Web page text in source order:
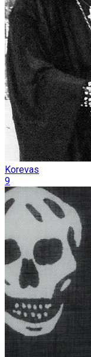
Korevas
9